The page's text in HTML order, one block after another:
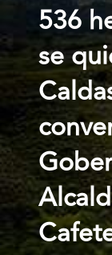
536
se